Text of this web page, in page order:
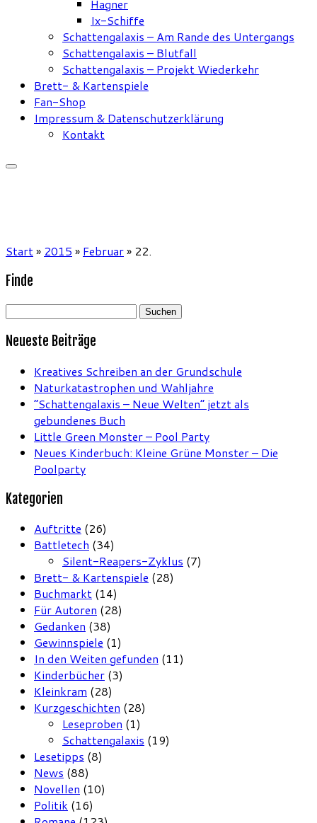
Hagner
Ix-Schiffe
Schattengalaxis – Am Rande des Untergangs
Schattengalaxis – Blutfall
Schattengalaxis – Projekt Wiederkehr
Brett- & Kartenspiele
Fan-Shop
Impressum & Datenschutzerklärung
Kontakt
Start» 2015 » Februar» 22.
Finde
Suchen
Neueste Beiträge
Kreatives Schreiben an der Grundschule
Naturkatastrophen und Wahljahre
“Schattengalaxis – Neue Welten” jetzt als
gebundenes Buch
Little Green Monster – Pool Party
Neues Kinderbuch: Kleine Grüne Monster – Die
Poolparty
Kategorien
Auftritte (26)
Battletech (34)
Silent-Reapers-Zyklus (7)
Brett- & Kartenspiele (28)
Buchmarkt (14)
Für Autoren (28)
Gedanken (38)
Gewinnspiele (1)
In den Weiten gefunden (11)
Kinderbücher (3)
Kleinkram (28)
Kurzgeschichten (28)
Leseproben (1)
Schattengalaxis (19)
Lesetipps (8)
News (88)
Novellen (10)
Politik (16)